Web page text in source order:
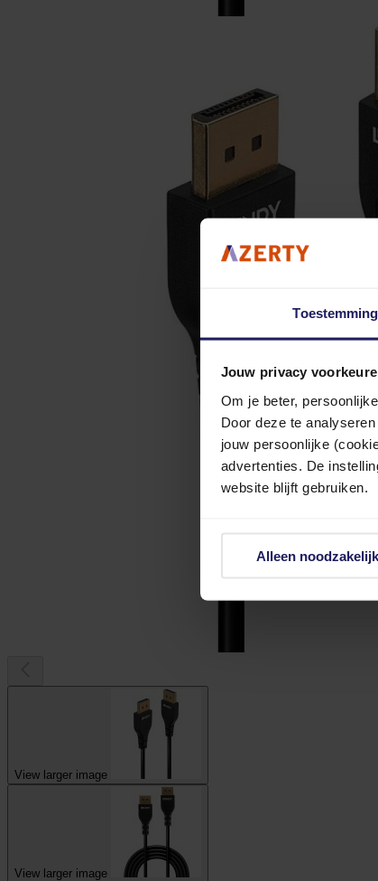
Toestemming
Jouw privacy
Om je beter,
Door deze te
jouw persoonlijke
advertenties. De
website blijft gebruiken.
Alleen
View larger image
View larger image